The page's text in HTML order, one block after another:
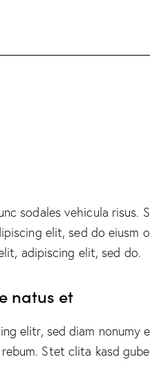
sodales vehicula
elit, sed do
adipiscing elit, sed do.
natus et
elitr, sed diam
Stet clita kasd